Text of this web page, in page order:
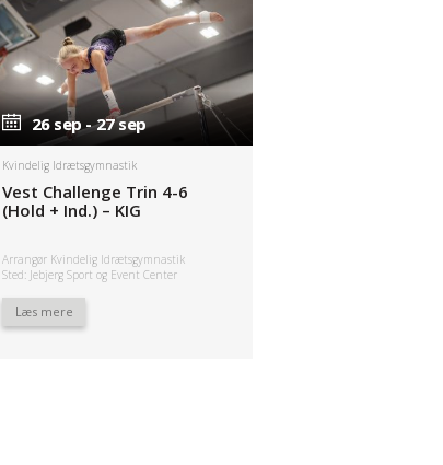
26 sep - 27 sep
26 sep - 27 sep
Kvindelig Idrætsgymnastik
Vest Challenge Trin 4-6
(Hold + Ind.) – KIG
Arrangør Kvindelig Idrætsgymnastik
Sted: Jebjerg Sport og Event Center
Læs mere